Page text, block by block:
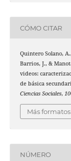
CÓMO CITAR
Quintero Solano,
Barrios, J., &
videos:
de básica
Ciencias Sociales, 10
Más
NÚMERO